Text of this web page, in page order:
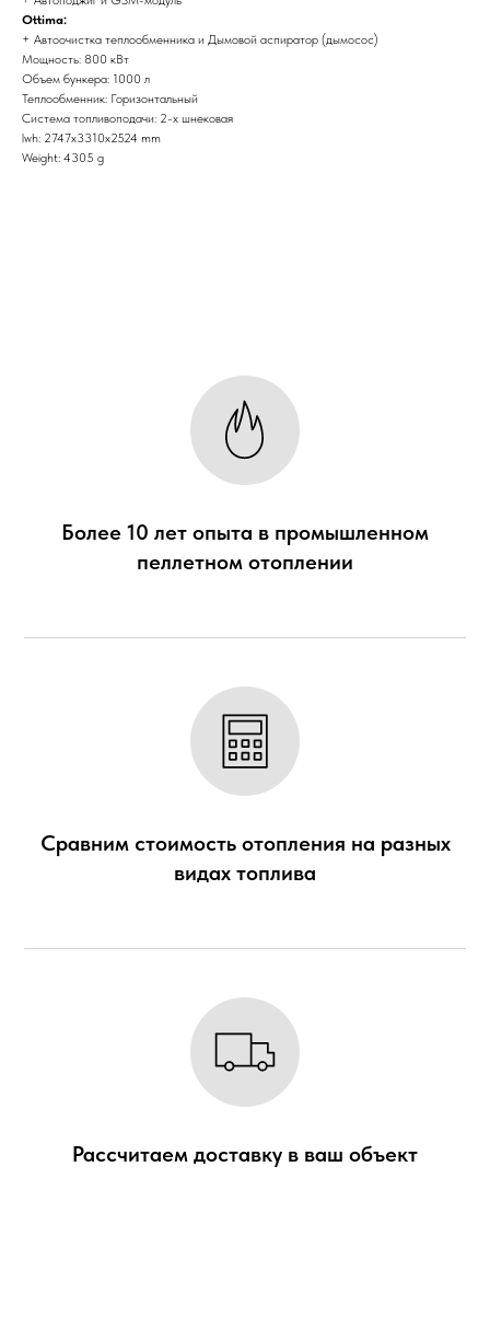
Ottima:
+ Автоочистка теплообменника и Дымовой аспиратор (дымосос)
Мощность: 800 кВт
Объем бункера: 1000 л
Теплообменник: Горизонтальный
Система топливоподачи: 2-х шнековая
lwh: 2747x3310x2524 mm
Weight: 4305 g
Более 10 лет опыта в промышленном
пеллетном отоплении
Сравним стоимость отопления на разных
видах топлива
Рассчитаем доставку в ваш объект